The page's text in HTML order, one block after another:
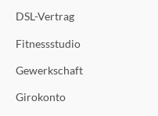
DSL-Vertrag
Fitnessstudio
Gewerkschaft
Girokonto